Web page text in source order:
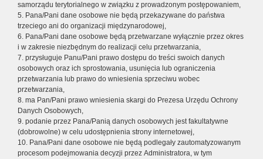
samorządu terytorialnego w związku z prowadzonym postępowaniem,
5. Pana/Pani dane osobowe nie będą przekazywane do państwa
trzeciego ani do organizacji międzynarodowej,
6. Pana/Pani dane osobowe będą przetwarzane wyłącznie przez okres
i w zakresie niezbędnym do realizacji celu przetwarzania,
7. przysługuje Panu/Pani prawo dostępu do treści swoich danych
osobowych oraz ich sprostowania, usunięcia lub ograniczenia
przetwarzania lub prawo do wniesienia sprzeciwu wobec
przetwarzania,
8. ma Pan/Pani prawo wniesienia skargi do Prezesa Urzędu Ochrony
Danych Osobowych,
9. podanie przez Pana/Panią danych osobowych jest fakultatywne
(dobrowolne) w celu udostępnienia strony internetowej,
10. Pana/Pani dane osobowe nie będą podlegały zautomatyzowanym
procesom podejmowania decyzji przez Administratora, w tym